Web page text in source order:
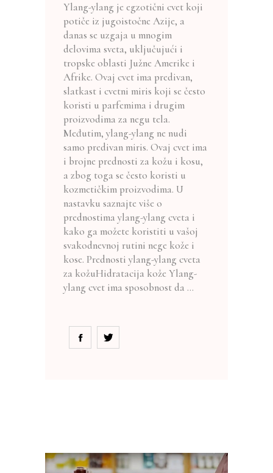
Ylang-ylang je egzotični cvet koji
potiče iz jugoistočne Azije, a
danas se uzgaja u mnogim
delovima sveta, uključujući i
tropske oblasti Južne Amerike i
Afrike. Ovaj cvet ima predivan,
slatkast i cvetni miris koji se često
koristi u parfemima i drugim
proizvodima za negu tela.
Međutim, ylang-ylang ne nudi
samo predivan miris. Ovaj cvet ima
i brojne prednosti za kožu i kosu,
a zbog toga se često koristi u
kozmetičkim proizvodima. U
nastavku saznajte više o
prednostima ylang-ylang cveta i
kako ga možete koristiti u vašoj
svakodnevnoj rutini nege kože i
kose. Prednosti ylang-ylang cveta
za kožuHidratacija kože Ylang-
ylang cvet ima sposobnost da